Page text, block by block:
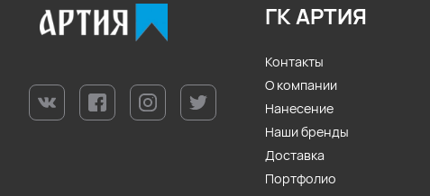
ГК АРТИЯ
Контакты
О компании
Нанесение
Наши бренды
Доставка
Портфолио